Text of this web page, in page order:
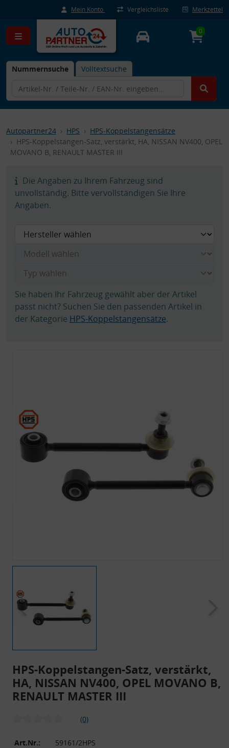
Mein Konto Vergleichsliste Merkzettel
Nummernsuche Volltextsuche
0
Autopartner24 HPS
HPS-Koppelstangensätze
HPS-Koppelstangen-Satz, verstärkt, HA, NISSAN NV400, OPEL
MOVANO B, RENAULT MASTER III
Die Angaben zu Ihrem Fahrzeug sind
unvollständig. Bitte vervollständigen Sie Ihre
Angaben.
Sie haben Ihr Fahrzeug gewählt aber der Artikel
passt nicht? Suchen Sie den passenden Artikel in
der Kategorie HPS-Koppelstangensätze.
HPS-Koppelstangen-Satz, verstärkt,
HA, NISSAN NV400, OPEL MOVANO B,
RENAULT MASTER III
(0)
Art.Nr.:
59161/2HPS